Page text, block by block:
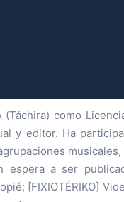
(Táchira) como
y editor. Ha
espera a ser
[FIXIOTÉRIKO]